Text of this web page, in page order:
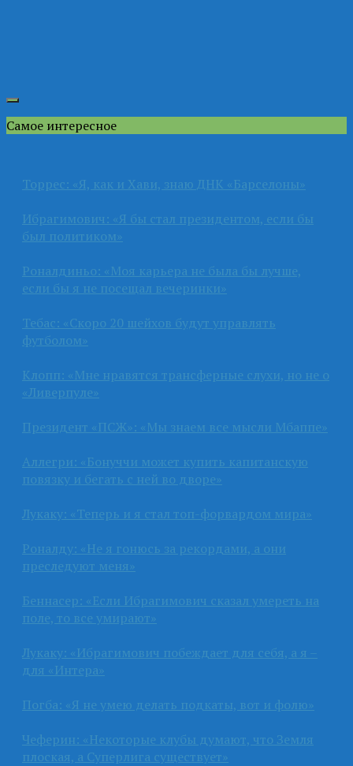
Самое интересное
Торрес: «Я, как и Хави, знаю ДНК «Барселоны»
Ибрагимович: «Я бы стал президентом, если бы
был политиком»
Роналдиньо: «Моя карьера не была бы лучше,
если бы я не посещал вечеринки»
Тебас: «Скоро 20 шейхов будут управлять
футболом»
Клопп: «Мне нравятся трансферные слухи, но не о
«Ливерпуле»
Президент «ПСЖ»: «Мы знаем все мысли Мбаппе»
Аллегри: «Бонуччи может купить капитанскую
повязку и бегать с ней во дворе»
Лукаку: «Теперь и я стал топ-форвардом мира»
Роналду: «Не я гонюсь за рекордами, а они
преследуют меня»
Беннасер: «Если Ибрагимович сказал умереть на
поле, то все умирают»
Лукаку: «Ибрагимович побеждает для себя, а я –
для «Интера»
Погба: «Я не умею делать подкаты, вот и фолю»
Чеферин: «Некоторые клубы думают, что Земля
плоская, а Суперлига существует»